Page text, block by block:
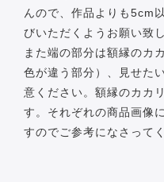
んので、作品よりも5cm
びいただくようお願い致し
また端の部分は額縁のカ
色が違う部分）、見せた
意ください。額縁のカカ
す。それぞれの商品画像
すのでご参考になさって